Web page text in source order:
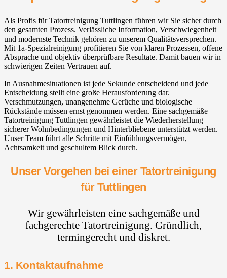
Als Profis für Tatortreinigung Tuttlingen führen wir Sie sicher durch
den gesamten Prozess. Verlässliche Information, Verschwiegenheit
und modernste Technik gehören zu unserem Qualitätsversprechen.
Mit 1a-Spezialreinigung profitieren Sie von klaren Prozessen, offene
Absprache und objektiv überprüfbare Resultate. Damit bauen wir in
schwierigen Zeiten Vertrauen auf.
In Ausnahmesituationen ist jede Sekunde entscheidend und jede
Entscheidung stellt eine große Herausforderung dar.
Verschmutzungen, unangenehme Gerüche und biologische
Rückstände müssen ernst genommen werden. Eine sachgemäße
Tatortreinigung Tuttlingen gewährleistet die Wiederherstellung
sicherer Wohnbedingungen und Hinterbliebene unterstützt werden.
Unser Team führt alle Schritte mit Einfühlungsvermögen,
Achtsamkeit und geschultem Blick durch.
Unser Vorgehen bei einer Tatortreinigung
für Tuttlingen
Wir gewährleisten eine sachgemäße und
fachgerechte Tatortreinigung. Gründlich,
termingerecht und diskret.
1. Kontaktaufnahme